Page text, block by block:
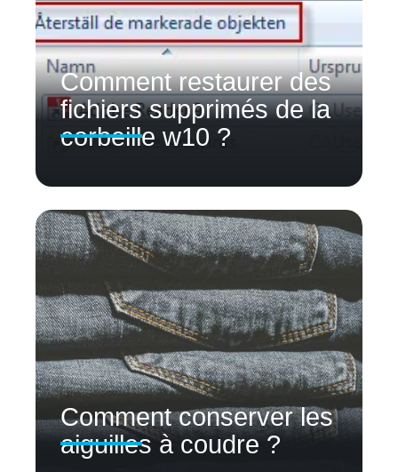
Comment restaurer des
fichiers supprimés de la
corbeille w10 ?
Comment conserver les
aiguilles à coudre ?